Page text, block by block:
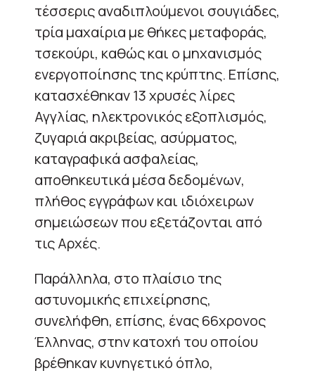
τέσσερις αναδιπλούμενοι σουγιάδες,
τρία μαχαίρια με θήκες μεταφοράς,
τσεκούρι, καθώς και ο μηχανισμός
ενεργοποίησης της κρύπτης. Επίσης,
κατασχέθηκαν 13 χρυσές λίρες
Αγγλίας, ηλεκτρονικός εξοπλισμός,
ζυγαριά ακριβείας, ασύρματος,
καταγραφικά ασφαλείας,
αποθηκευτικά μέσα δεδομένων,
πλήθος εγγράφων και ιδιόχειρων
σημειώσεων που εξετάζονται από
τις Αρχές.
Παράλληλα, στο πλαίσιο της
αστυνομικής επιχείρησης,
συνελήφθη, επίσης, ένας 66χρονος
Έλληνας, στην κατοχή του οποίου
βρέθηκαν κυνηγετικό όπλο,